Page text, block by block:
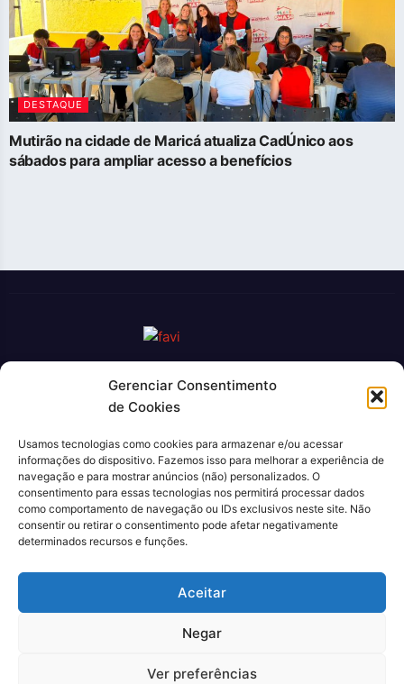
Gerenciar Consentimento
de Cookies
Usamos tecnologias como cookies para armazenar e/ou acessar
informações do dispositivo. Fazemos isso para melhorar a experiência de
navegação e para mostrar anúncios (não) personalizados. O
consentimento para essas tecnologias nos permitirá processar dados
como comportamento de navegação ou IDs exclusivos neste site. Não
consentir ou retirar o consentimento pode afetar negativamente
determinados recursos e funções.
Aceitar
Negar
Ver preferências
DESTAQUE
Mutirão na cidade de Maricá atualiza CadÚnico aos
sábados para ampliar acesso a benefícios
O Jornal Rio Press é um portal de notícias e um jornal
impresso que cobre diversas notícias sobre a cidade do Rio
jornal é uma fonte confiável de informações sobre política,
economia, cultura, entre outros temas relevantes para a
população carioca. Além disso, o Jornal Rio Press oferece
conteúdo exclusivo em sua versão online, trazendo ainda
mais facilidade e comodidade para seus leitores.
CNPJ: 43.699.442/0001-80
© 2022, Agência Padan.Todos os direitos reservados